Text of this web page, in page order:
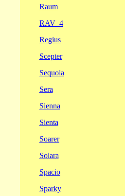
Raum
RAV_4
Regius
Scepter
Sequoia
Sera
Sienna
Sienta
Soarer
Solara
Spacio
Sparky